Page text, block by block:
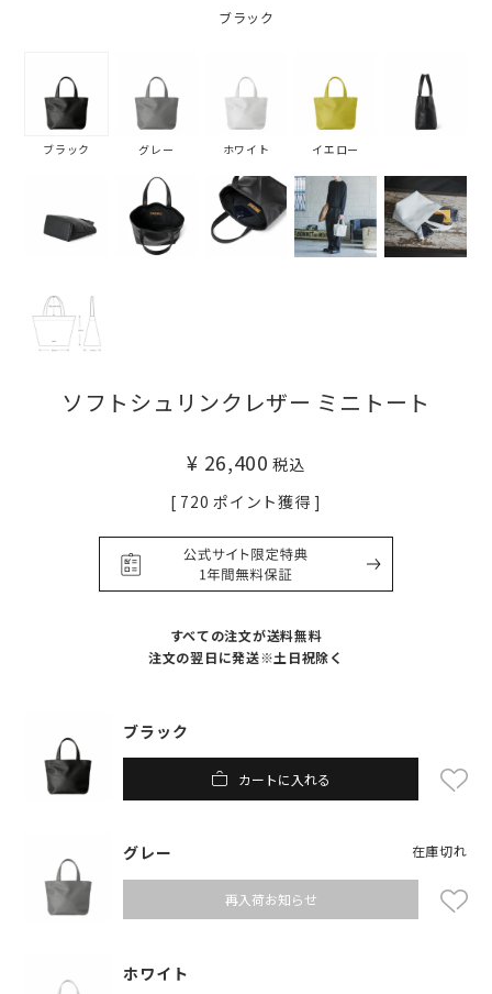
ブラック
ブラック グレー ホワイト イエロー
ソフトシュリンクレザー ミニトート
¥ 26,400 税込
[ 720 ポイント獲得 ]
すべての注文が送料無料
注文の翌日に発送※土日祝除く
ブラック
カートに入れる
グレー 在庫切れ
再入荷お知らせ
ホワイト